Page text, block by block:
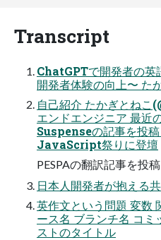
Transcript
ChatGPTで開発者の英
開発者体験の向上〜 た
自己紹介 たかぎとね
エンドエンジニア 最
Suspenseの記事を投
JavaScript祭りに登壇
PESPAの翻訳記事を投
日本人開発者が抱える
英作文という問題 変数
ース名 ブランチ名 コミ
ストのタイトル